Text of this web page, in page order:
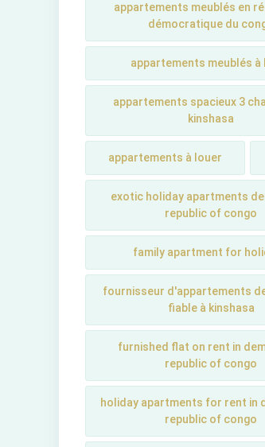
appartements meublés en
démocratique du
appartements meublés à
appartements spacieux 3
kinshasa
appartements à louer
exotic holiday apartments
republic of congo
family apartment for
fournisseur d'appartements
fiable à kinshasa
furnished flat on rent in
republic of congo
holiday apartments for rent in
republic of congo